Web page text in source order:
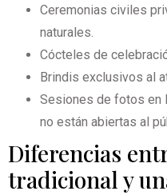
Ceremonias civiles
naturales.
Cócteles de
Brindis exclusivos al
Sesiones de fotos en
no están abiertas al
Diferencias
tradicional y